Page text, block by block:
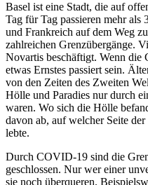
Basel ist eine Stadt, die auf
Tag für Tag passieren mehr als
und Frankreich auf dem Weg
zahlreichen Grenzübergänge.
Novartis beschäftigt. Wenn die
etwas Ernstes passiert sein.
von den Zeiten des Zweiten
Hölle und Paradies nur durch
waren. Wo sich die Hölle
davon ab, auf welcher Seite
lebte.
Durch COVID-19 sind die
geschlossen. Nur wer einer
sie noch überqueren.